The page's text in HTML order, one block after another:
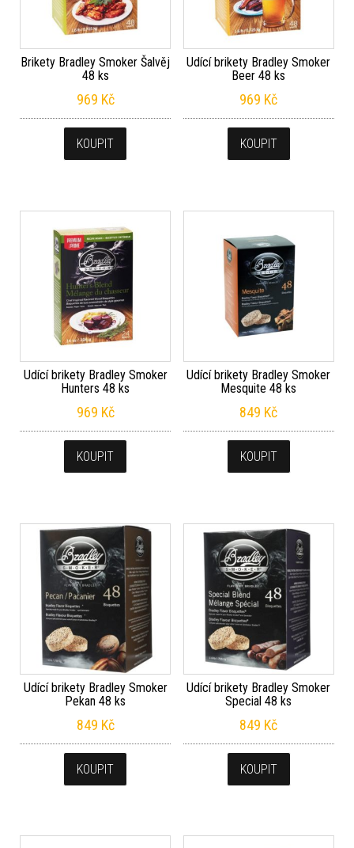
Brikety Bradley Smoker Šalvěj
48 ks
969 Kč
KOUPIT
Udící brikety Bradley Smoker
Beer 48 ks
969 Kč
KOUPIT
Udící brikety Bradley Smoker
Hunters 48 ks
969 Kč
KOUPIT
Udící brikety Bradley Smoker
Mesquite 48 ks
849 Kč
KOUPIT
Udící brikety Bradley Smoker
Pekan 48 ks
849 Kč
KOUPIT
Udící brikety Bradley Smoker
Special 48 ks
849 Kč
KOUPIT